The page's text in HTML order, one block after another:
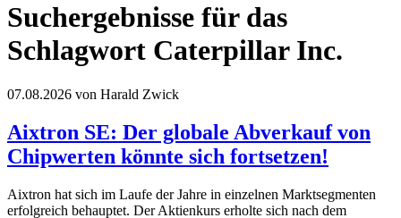
Suchergebnisse für das
Schlagwort Caterpillar Inc.
07.08.2026 von Harald Zwick
Aixtron SE: Der globale Abverkauf von
Chipwerten könnte sich fortsetzen!
Aixtron hat sich im Laufe der Jahre in einzelnen Marktsegmenten
erfolgreich behauptet. Der Aktienkurs erholte sich nach dem